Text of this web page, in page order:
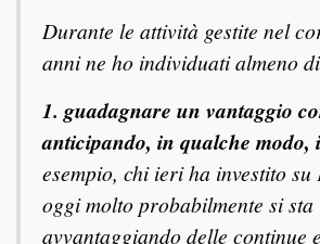
Durante le attività gestite nel
anni ne ho individuati almeno
1. guadagnare un vantaggio
anticipando, in qualche
esempio, chi ieri ha investito su
oggi molto probabilmente si sta
avvantaggiando delle continue